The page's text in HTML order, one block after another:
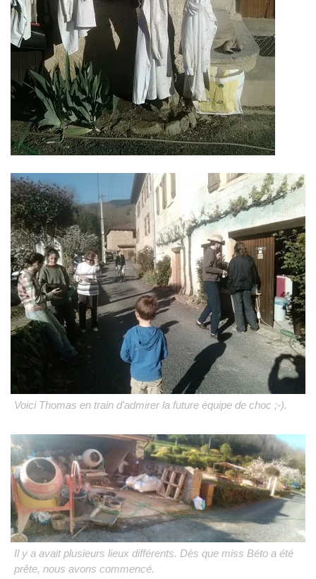
Voici Thomas en train d'admirer la future équipe de choc ;-).
Il y a avait plusieurs lieux différents. Dès que miss Béto a été
prête, nous avons commencé.